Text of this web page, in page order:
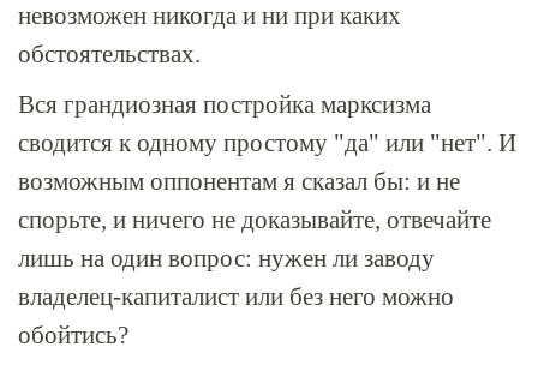
невозможен никогда и ни при каких
обстоятельствах.
Вся грандиозная постройка марксизма
сводится к одному простому "да" или "нет". И
возможным оппонентам я сказал бы: и не
спорьте, и ничего не доказывайте, отвечайте
лишь на один вопрос: нужен ли заводу
владелец-капиталист или без него можно
обойтись?